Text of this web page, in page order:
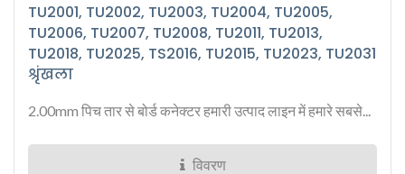
TU2001, TU2002, TU2003, TU2004, TU2005,
TU2006, TU2007, TU2008, TU2011, TU2013,
TU2018, TU2025, TS2016, TU2015, TU2023, TU2031
श्रृंखला
2.00mm पिच तार से बोर्ड कनेक्टर हमारी उत्पाद लाइन में हमारे सबसे...
विवरण